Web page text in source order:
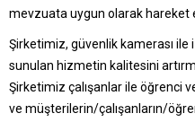
mevzuata uygun olarak hareket
Şirketimiz, güvenlik kamerası
sunulan hizmetin kalitesini
Şirketimiz çalışanlar ile öğrenci
ve müşterilerin/çalışanların/